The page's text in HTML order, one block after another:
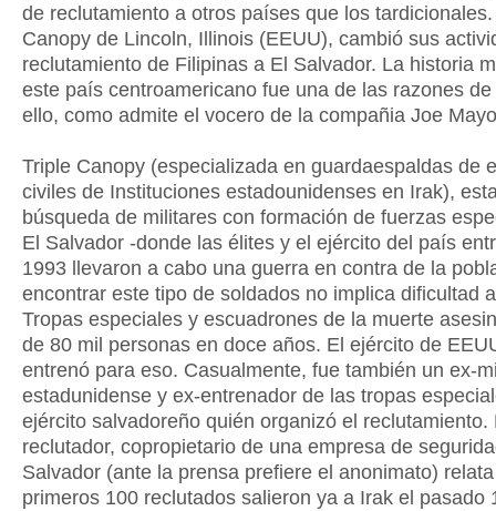
de reclutamiento a otros países que los
Canopy de Lincoln, Illinois (EEUU), cambió sus
reclutamiento de Filipinas a El Salvador. La historia
este país centroamericano fue una de las razones
ello, como admite el vocero de la compañia Joe
Triple Canopy (especializada en guardaespaldas de
civiles de Instituciones estadounidenses en Irak),
búsqueda de militares con formación de fuerzas
El Salvador -donde las élites y el ejército del país
1993 llevaron a cabo una guerra en contra de la
encontrar este tipo de soldados no implica dificultad
Tropas especiales y escuadrones de la muerte
de 80 mil personas en doce años. El ejército de
entrenó para eso. Casualmente, fue también un ex-
estadunidense y ex-entrenador de las tropas
ejército salvadoreño quién organizó el reclutamiento.
reclutador, copropietario de una empresa de
Salvador (ante la prensa prefiere el anonimato)
primeros 100 reclutados salieron ya a Irak el pasado